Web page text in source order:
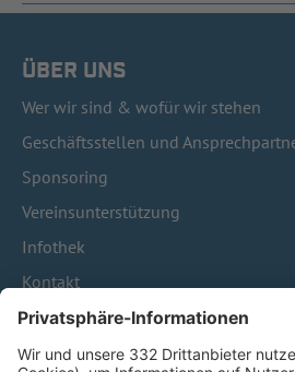
ÜBER UNS
Wer wir sind & wofür wir stehen
Geschäftsstellen und
Sponsoring
Vereinsunterstützung
Infothek
Kontakt
HÄUFIG BESUCHTE SEITEN